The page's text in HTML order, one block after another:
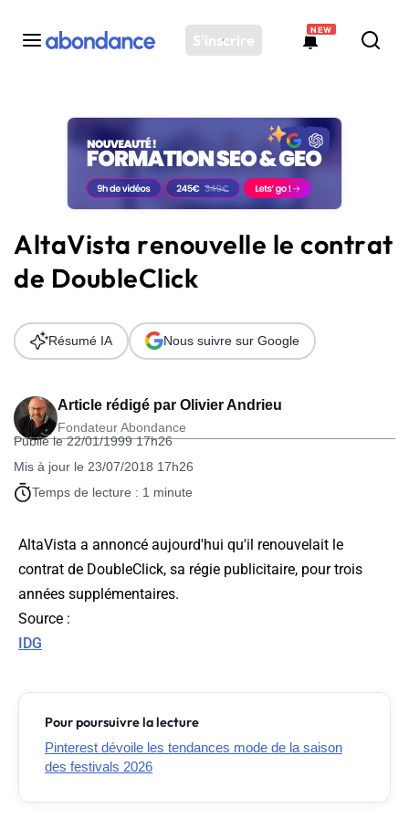
S'inscrire
NEW
Toutes les actus
Actus SEO
Plateforme
Solutions
Ressources
Audit SEO
AltaVista renouvelle le contrat
de DoubleClick
Article rédigé par Olivier Andrieu
Fondateur Abondance
Publié le 22/01/1999 17h26
Mis à jour le 23/07/2018 17h26
Temps de lecture : 1 minute
Résumé IA Nous suivre sur Google
AltaVista a annoncé aujourd'hui qu'il renouvelait le
contrat de DoubleClick, sa régie publicitaire, pour trois
années supplémentaires.
Source :
IDG
Pour poursuivre la lecture
Pinterest dévoile les tendances mode de la saison
des festivals 2026